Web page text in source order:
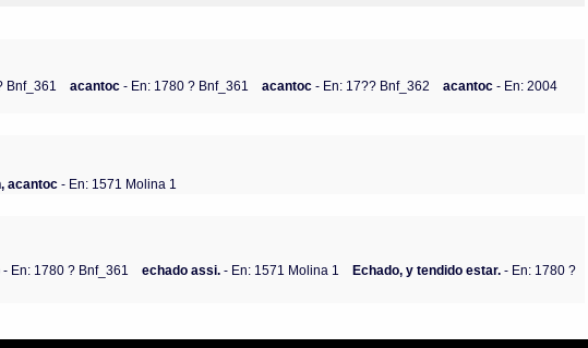
Bnf_361 acantoc- En: 1780 ? Bnf_361 acantoc- En: 17?? Bnf_362 acantoc- En: 2004
acantoc - En: 1571 Molina 1
- En: 1780 ? Bnf_361 echado assi. - En: 1571 Molina 1 Echado, y tendido estar. - En: 1780 ?